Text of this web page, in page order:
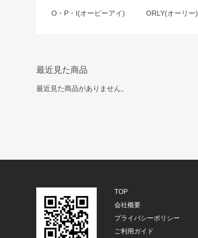
O・P・I(オーピーアイ) ORLY(オーリー)
最近見た商品
最近見た商品がありません。
TOP
会社概要
プライバシーポリシー
ご利用ガイド